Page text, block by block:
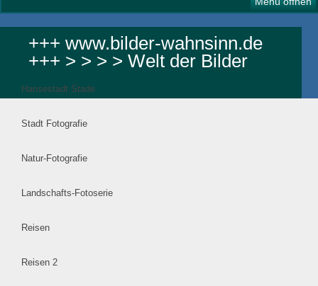
+++ www.bilder-wahnsinn.de
+++ > > > > Welt der Bilder
Hansestadt Stade
Stadt Fotografie
Natur-Fotografie
Landschafts-Fotoserie
Reisen
Reisen 2